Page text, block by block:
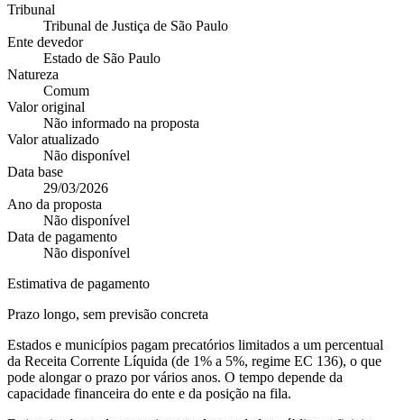
Tribunal
Tribunal de Justiça de São Paulo
Ente devedor
Estado de São Paulo
Natureza
Comum
Valor original
Não informado na proposta
Valor atualizado
Não disponível
Data base
29/03/2026
Ano da proposta
Não disponível
Data de pagamento
Não disponível
Estimativa de pagamento
Prazo longo, sem previsão concreta
Estados e municípios pagam precatórios limitados a um percentual
da Receita Corrente Líquida (de 1% a 5%, regime EC 136), o que
pode alongar o prazo por vários anos. O tempo depende da
capacidade financeira do ente e da posição na fila.